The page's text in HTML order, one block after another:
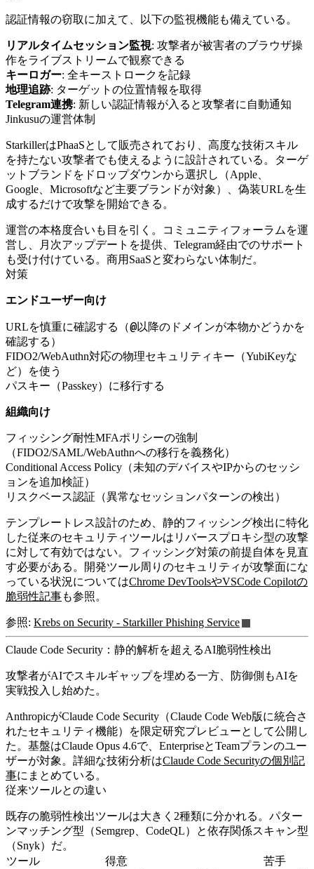
認証情報の窃取に加えて、以下の監視機能も備えている。
リアルタイムセッション監視: 攻撃者が被害者のブラウザ操
作をライブストリームで観察できる
キーロガー: 全キーストロークを記録
地理追跡: ターゲットの位置情報を取得
Telegram連携: 新しい認証情報が入ると攻撃者に自動通知
Jinkusuの運営体制
StarkillerはPhaaSとして販売されており、高度な技術スキル
を持たない攻撃者でも使えるように設計されている。ターゲ
ットブランドをドロップダウンから選択し（Apple、
Google、Microsoftなど主要ブランドが対象）、偽装URLを生
成するだけで攻撃を開始できる。
運営の本格度合いも目を引く。コミュニティフォーラムを運
営し、月次アップデートを提供、Telegram経由でのサポート
も受け付けている。商用SaaSと変わらない体制だ。
対策
エンドユーザー向け
URLを慎重に確認する（@以降のドメインが本物かどうかを
確認する）
FIDO2/WebAuthn対応の物理セキュリティキー（YubiKeyな
ど）を使う
パスキー（Passkey）に移行する
組織向け
フィッシング耐性MFAポリシーの強制
（FIDO2/SAML/WebAuthnへの移行を義務化）
Conditional Access Policy（未知のデバイスやIPからのセッシ
ョンを追加検証）
リスクベース認証（異常なセッションパターンの検出）
テンプレートレス設計のため、静的フィッシング検出に特化
した従来のセキュリティツールはリバースプロキシ型の攻撃
に対して有効ではない。フィッシング対策の前提自体を見直
す必要がある。開発ツール周りのセキュリティが攻撃面にな
っている状況についてはChrome DevToolsやVSCode Copilotの
脆弱性記事も参照。
参照: Krebs on Security - Starkiller Phishing Service
Claude Code Security：静的解析を超えるAI脆弱性検出
攻撃者がAIでスキルギャップを埋める一方、防御側もAIを
実戦投入し始めた。
AnthropicがClaude Code Security（Claude Code Web版に統合さ
れたセキュリティ機能）を限定研究プレビューとして公開し
た。基盤はClaude Opus 4.6で、EnterpriseとTeamプランのユー
ザーが対象。詳細な技術分析はClaude Code Securityの個別記
事にまとめている。
従来ツールとの違い
既存の脆弱性検出ツールは大きく2種類に分かれる。パター
ンマッチング型（Semgrep、CodeQL）と依存関係スキャン型
（Snyk）だ。
ツール
得意
苦手